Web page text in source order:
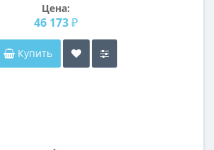
Цена:
46 173 ₽
Купить